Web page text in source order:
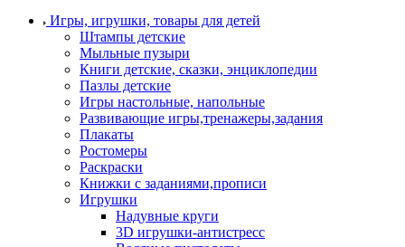
Игры, игрушки, товары для детей
Штампы детские
Мыльные пузыри
Книги детские, сказки, энциклопедии
Пазлы детские
Игры настольные, напольные
Развивающие игры,тренажеры,задания
Плакаты
Ростомеры
Раскраски
Книжки с заданиями,прописи
Игрушки
Надувные круги
3D игрушки-антистресс